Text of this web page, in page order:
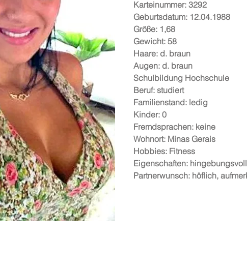
Karteinummer: 3292
Geburtsdatum: 12.04.1988
Größe: 1,68
Gewicht: 58
Haare: d. braun
Augen: d. braun
Schulbildung Hochschule
Beruf: studiert
Familienstand: ledig
Kinder: 0
Fremdsprachen: keine
Wohnort: Minas Gerais
Hobbies: Fitness
Eigenschaften:
Partnerwunsch: höflich,